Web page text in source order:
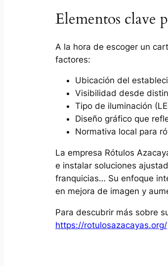
Elementos clave
A la hora de escoger un
factores:
Ubicación del
Visibilidad desde
Tipo de iluminación
Diseño gráfico que
Normativa local para
La empresa Rótulos
e instalar soluciones
franquicias… Su enfoque
en mejora de imagen y
Para descubrir más sobre
https://rotulosazacayas.org/